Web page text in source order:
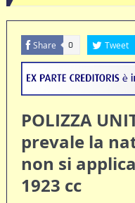
Share 0 Tweet
POLIZZA
prevale la
non si
1923 cc